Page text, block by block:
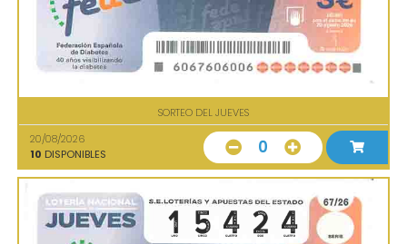
SORTEO DEL JUEVES
20/08/2026
10 DISPONIBLES 0